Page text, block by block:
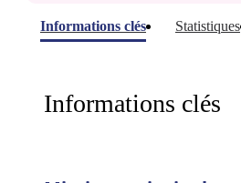
Informations clés Statistiques
Informations clés